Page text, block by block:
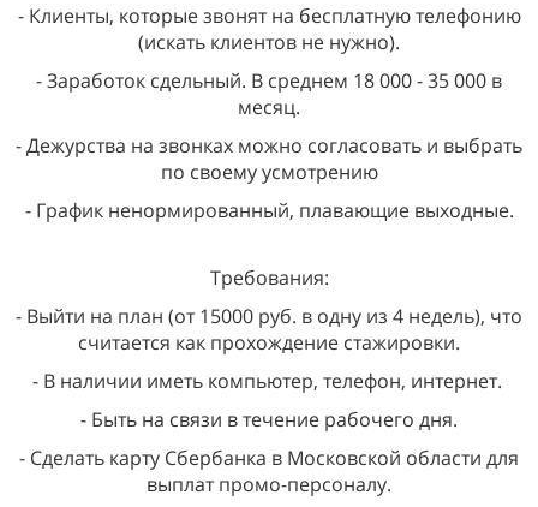
- Клиенты, которые звонят на бесплатную телефонию
(искать клиентов не нужно).
- Заработок сдельный. В среднем 18 000 - 35 000 в
месяц.
- Дежурства на звонках можно согласовать и выбрать
по своему усмотрению
- График ненормированный, плавающие выходные.
Требования:
- Выйти на план (от 15000 руб. в одну из 4 недель), что
считается как прохождение стажировки.
- В наличии иметь компьютер, телефон, интернет.
- Быть на связи в течение рабочего дня.
- Сделать карту Сбербанка в Московской области для
выплат промо-персоналу.